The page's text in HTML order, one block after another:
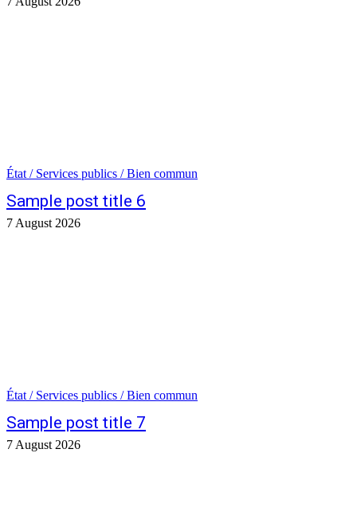
État / Services publics / Bien commun
Sample post title 6
7 August 2026
État / Services publics / Bien commun
Sample post title 7
7 August 2026